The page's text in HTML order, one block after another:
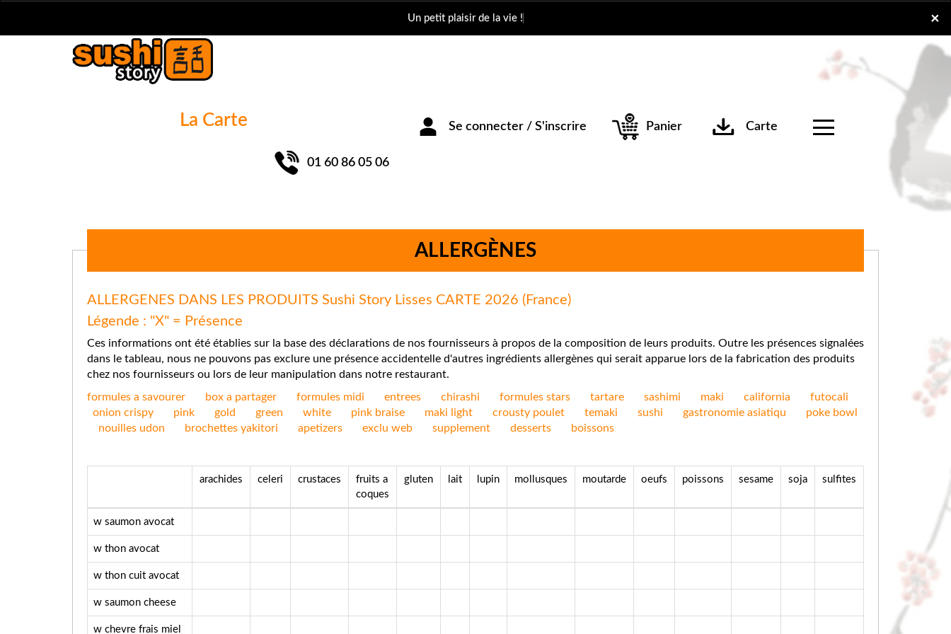
×
Un petit plaisir de la vie !
La Carte
01 60 86 05 06
Se connecter / S'inscrire Panier Carte
x
ALLERGÈNES
ALLERGENES DANS LES PRODUITS Sushi Story Lisses CARTE 2026 (France)
Légende : "X" = Présence
Ces informations ont été établies sur la base des déclarations de nos fournisseurs à propos de la composition de leurs produits. Outre les présences signalées
dans le tableau, nous ne pouvons pas exclure une présence accidentelle d'autres ingrédients allergènes qui serait apparue lors de la fabrication des produits
chez nos fournisseurs ou lors de leur manipulation dans notre restaurant.
formules a savourer
box a partager formules midi entrees chirashi formules stars tartare sashimi maki california
futocali
onion crispy
pink gold green white pink braise maki light crousty poulet temaki sushi gastronomie asiatiqu
poke bowl
nouilles udon
brochettes yakitori apetizers exclu web supplement desserts boissons
arachides celeri crustaces
fruits a
coques
gluten lait lupin mollusques moutarde oeufs poissons sesame soja sulfites
w saumon avocat
w thon avocat
w thon cuit avocat
w saumon cheese
w chevre frais miel